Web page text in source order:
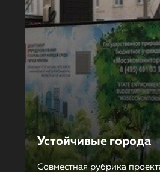
Устойчивые города
Совместная рубрика